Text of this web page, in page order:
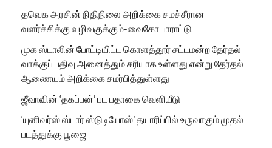
தவெக அரசின் நிதிநிலை அறிக்கை சமச்சீரான
வளர்ச்சிக்கு வழிவகுக்கும்-வைகோ பாராட்டு
முக ஸ்டாலின் போட்டியிட்ட கொளத்தூர் சட்டமன்ற தேர்தல்
வாக்குப் பதிவு அனைத்தும் சரியாக உள்ளது என்று தேர்தல்
ஆணையம் அறிக்கை சமர்பித்துள்ளது
ஜீவாவின் ‘தகப்பன்’ பட பதாகை வெளியீடு
‘யுனிவர்ஸ் ஸ்டார் ஸ்டுடியோஸ்’ தயாரிப்பில் உருவாகும் முதல்
படத்துக்கு பூஜை